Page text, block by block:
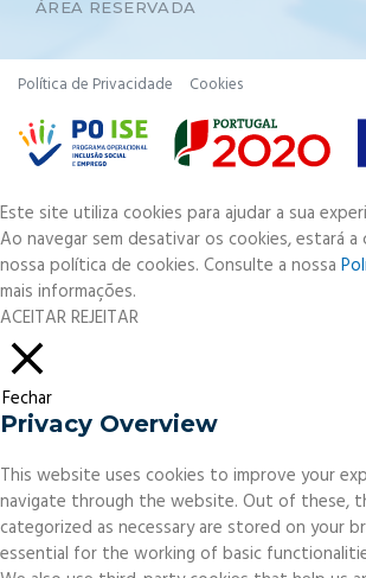
ÁREA RESERVADA
Política de Privacidade Cookies
Este site utiliza cookies para ajudar a sua
Ao navegar sem desativar os cookies, estará a
nossa política de cookies. Consulte a nossa
mais informações.
ACEITARREJEITAR
Fechar
Privacy Overview
This website uses cookies to improve your
navigate through the website. Out of these,
categorized as necessary are stored on your
essential for the working of basic